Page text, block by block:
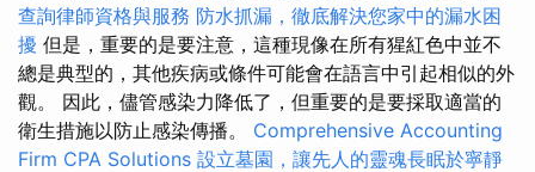
查詢律師資格與服務 防水抓漏，徹底解決您家中的漏水困
擾 但是，重要的是要注意，這種現像在所有猩紅色中並不
總是典型的，其他疾病或條件可能會在語言中引起相似的外
觀。 因此，儘管感染力降低了，但重要的是要採取適當的
衛生措施以防止感染傳播。 Comprehensive Accounting
Firm CPA Solutions 設立墓園，讓先人的靈魂長眠於寧靜